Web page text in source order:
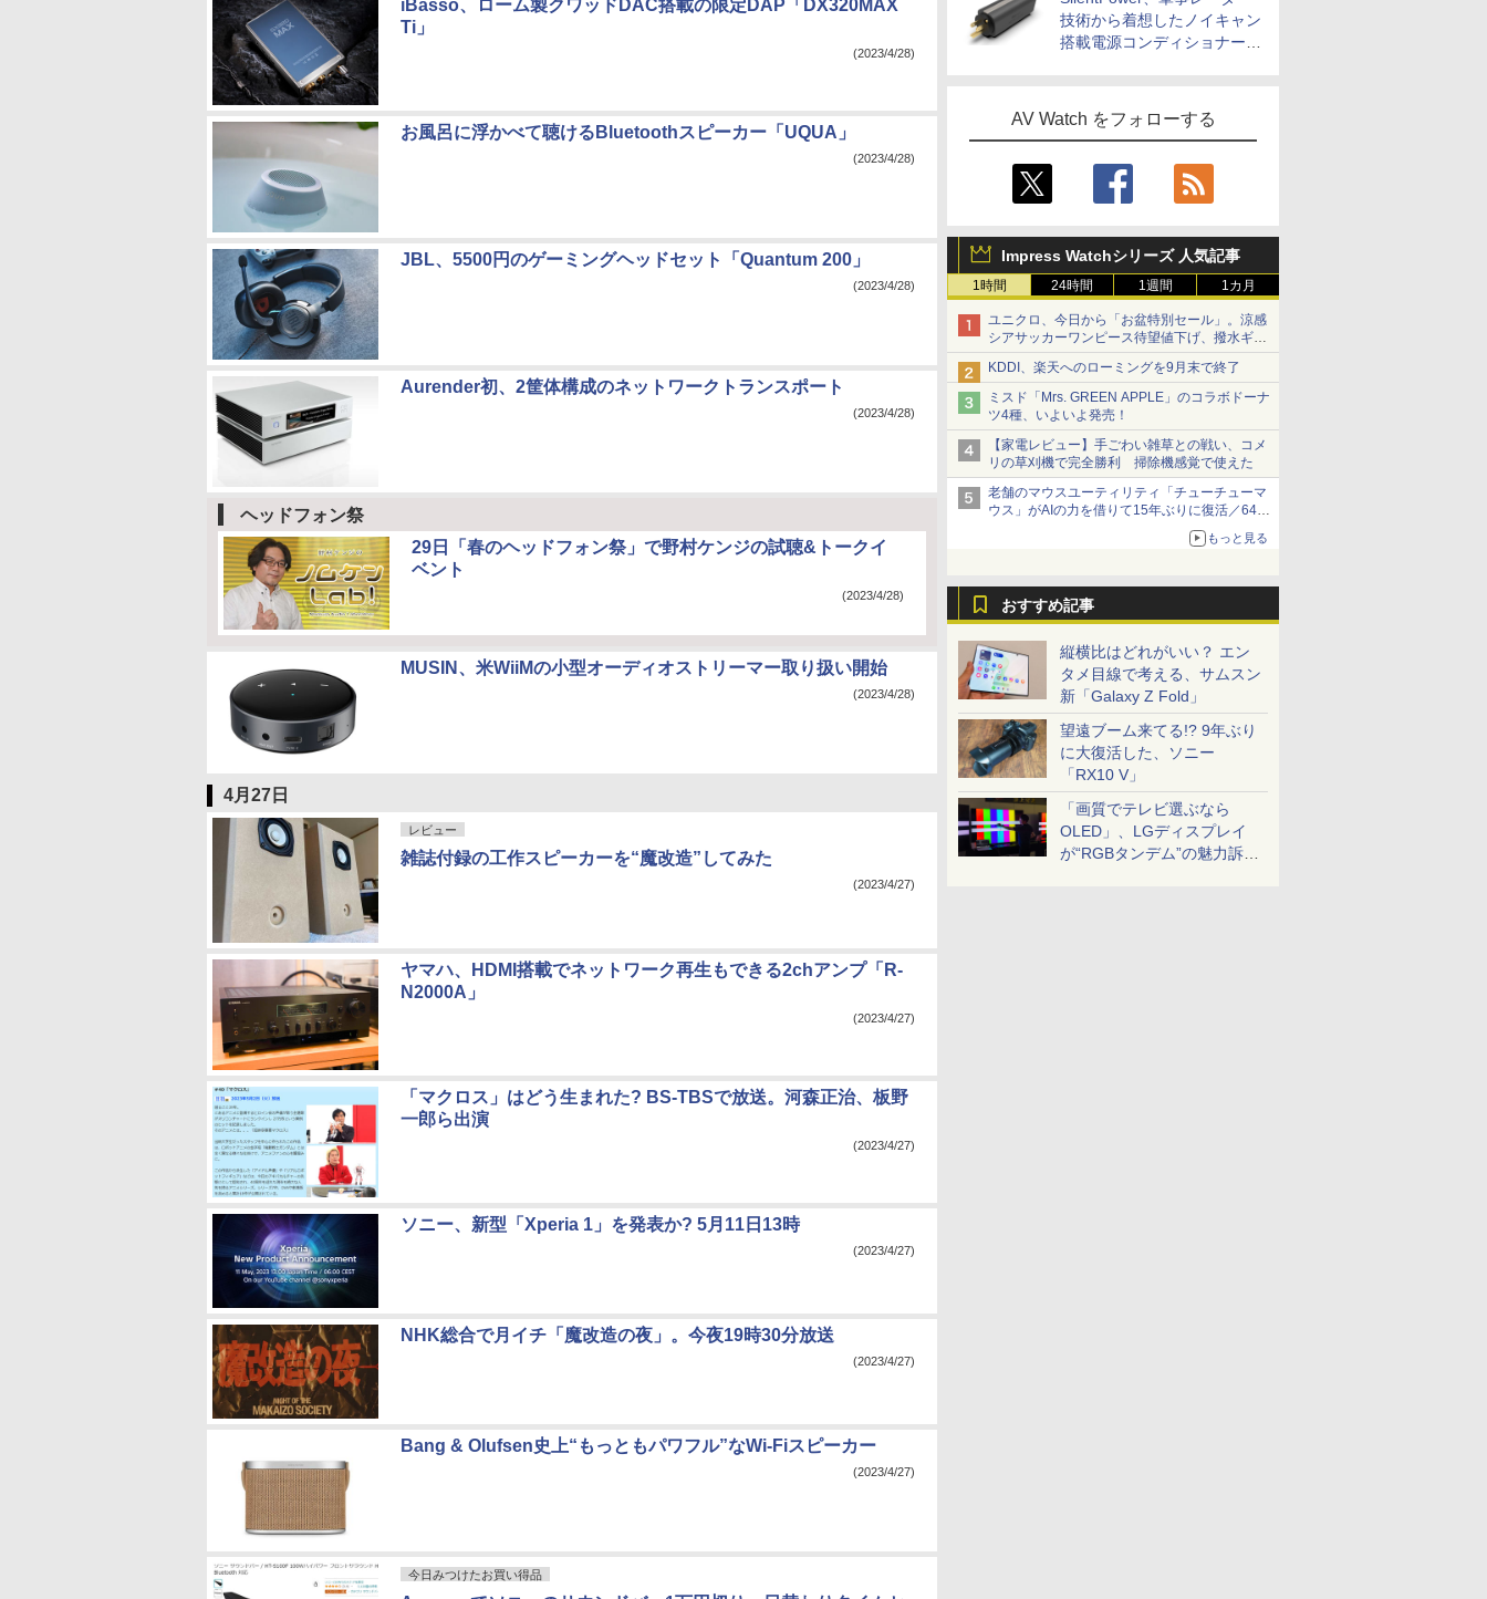
技術から着想したノイキャン
搭載電源コンディショナー
AV Watch をフォローする
Impress Watchシリーズ 人気記事
1時間 24時間 1週間 1カ月
ユニクロ、今日から「お盆特別セール」。涼感
シアサッカーワンピース待望値下げ、撥水ギア
ショーツは1990円に
KDDI、楽天へのローミングを9月末で終了
ミスド「Mrs. GREEN APPLE」のコラボドーナ
ツ4種、いよいよ発売！
【家電レビュー】手ごわい雑草との戦い、コメ
リの草刈機で完全勝利 掃除機感覚で使えた
老舗のマウスユーティリティ「チューチューマ
ウス」がAIの力を借りて15年ぶりに復活／64bit
化、Windows 10/11、「Chrome」も走り回
る。復活記念で2026年末まで500円
もっと見る
おすすめ記事
縦横比はどれがいい？ エン
タメ目線で考える、サムスン
新「Galaxy Z Fold」
望遠ブーム来てる!? 9年ぶり
に大復活した、ソニー
「RX10 V」
「画質でテレビ選ぶなら
OLED」、LGディスプレイ
が“RGBタンデム”の魅力訴
iBasso、ローム製クワッドDAC搭載の限定DAP「DX320MAX
Ti」
(2023/4/28)
お風呂に浮かべて聴けるBluetoothスピーカー「UQUA」
(2023/4/28)
JBL、5500円のゲーミングヘッドセット「Quantum 200」
(2023/4/28)
Aurender初、2筐体構成のネットワークトランスポート
(2023/4/28)
ヘッドフォン祭
29日「春のヘッドフォン祭」で野村ケンジの試聴&トークイ
ベント
(2023/4/28)
MUSIN、米WiiMの小型オーディオストリーマー取り扱い開始
(2023/4/28)
4月27日
レビュー
雑誌付録の工作スピーカーを“魔改造”してみた
(2023/4/27)
ヤマハ、HDMI搭載でネットワーク再生もできる2chアンプ「R-
N2000A」
(2023/4/27)
「マクロス」はどう生まれた? BS-TBSで放送。河森正治、板野
一郎ら出演
(2023/4/27)
ソニー、新型「Xperia 1」を発表か? 5月11日13時
(2023/4/27)
NHK総合で月イチ「魔改造の夜」。今夜19時30分放送
(2023/4/27)
Bang & Olufsen史上“もっともパワフル”なWi-Fiスピーカー
(2023/4/27)
今日みつけたお買い得品